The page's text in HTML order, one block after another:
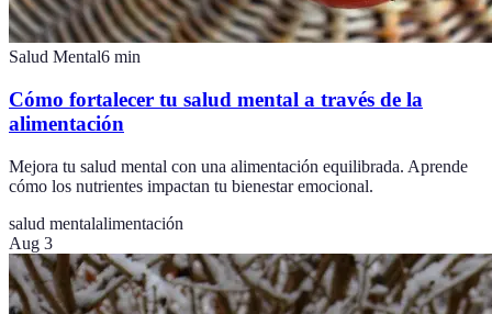
Salud Mental6 min
Cómo fortalecer tu salud mental a través de la
alimentación
Mejora tu salud mental con una alimentación equilibrada. Aprende
cómo los nutrientes impactan tu bienestar emocional.
salud mentalalimentación
Aug 3